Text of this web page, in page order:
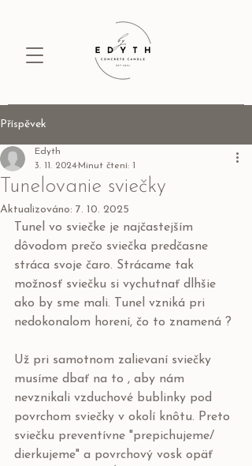
Příspěvek
Tunelovanie sviečky
Edyth
3. 11. 2024 Minut čtení: 1
Aktualizováno: 7. 10. 2025
Tunel vo sviečke je najčastejším
dôvodom prečo sviečka predčasne
stráca svoje čaro. Strácame tak
možnosť sviečku si vychutnať dlhšie
ako by sme mali. Tunel vzniká pri
nedokonalom horení, čo to znamená ?
Už pri samotnom zalievaní sviečky
musíme dbať na to , aby nám
nevznikali vzduchové bublinky pod
povrchom sviečky v okolí knôtu. Preto
sviečku preventívne "prepichujeme/
dierkujeme" a povrchový vosk opäť